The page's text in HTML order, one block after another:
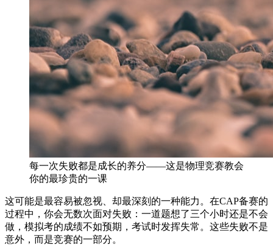
每一次失败都是成长的养分——这是物理竞赛教会
你的最珍贵的一课
这可能是最容易被忽视、却最深刻的一种能力。在CAP备赛的
过程中，你会无数次面对失败：一道题想了三个小时还是不会
做，模拟考的成绩不如预期，考试时发挥失常。这些失败不是
意外，而是竞赛的一部分。